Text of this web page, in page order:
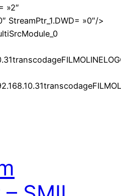
»2″
StreamPtr_1.DWD= »0″/>